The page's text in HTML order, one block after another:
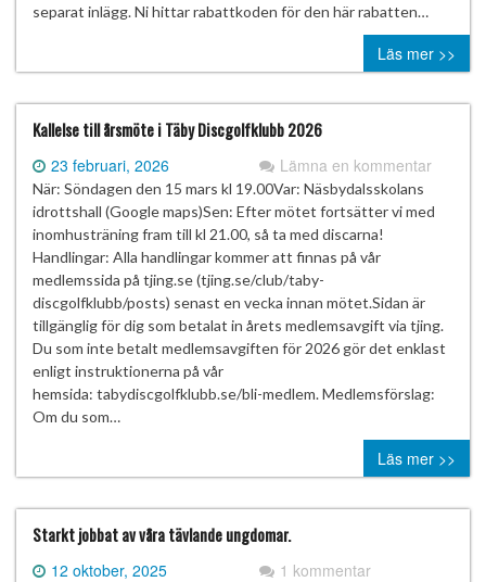
separat inlägg. Ni hittar rabattkoden för den här rabatten…
Läs mer >>
Kallelse till årsmöte i Täby Discgolfklubb 2026
23 februari, 2026 Lämna en kommentar
När: Söndagen den 15 mars kl 19.00Var: Näsbydalsskolans
idrottshall (Google maps)Sen: Efter mötet fortsätter vi med
inomhusträning fram till kl 21.00, så ta med discarna!
Handlingar: Alla handlingar kommer att finnas på vår
medlemssida på tjing.se (tjing.se/club/taby-
discgolfklubb/posts) senast en vecka innan mötet.Sidan är
tillgänglig för dig som betalat in årets medlemsavgift via tjing.
Du som inte betalt medlemsavgiften för 2026 gör det enklast
enligt instruktionerna på vår
hemsida: tabydiscgolfklubb.se/bli-medlem. Medlemsförslag:
Om du som…
Läs mer >>
Starkt jobbat av våra tävlande ungdomar.
12 oktober, 2025 1 kommentar